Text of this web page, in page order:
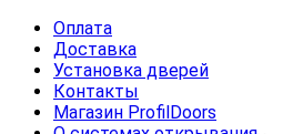
Оплата
Доставка
Установка дверей
Контакты
Магазин ProfilDoors